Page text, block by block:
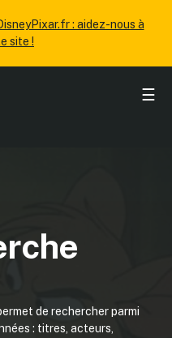
: aidez-nous à
site !
☰
de rechercher parmi
: titres, acteurs,